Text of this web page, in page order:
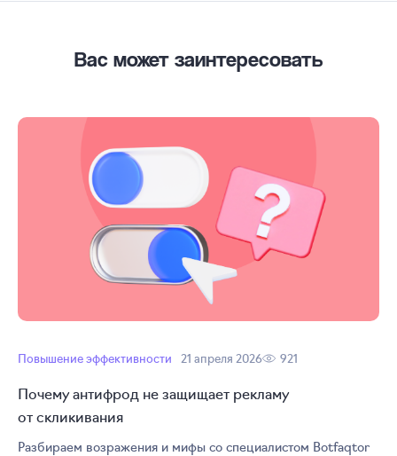
Вас может заинтересовать
Повышение эффективности 21 апреля 2026 921
Почему антифрод не защищает рекламу
от скликивания
Разбираем возражения и мифы со специалистом Botfaqtor